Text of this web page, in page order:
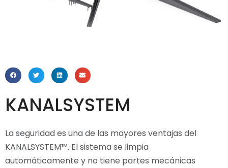
KANALSYSTEM
La seguridad es una de las mayores ventajas del
KANALSYSTEM™. El sistema se limpia
automáticamente y no tiene partes mecánicas